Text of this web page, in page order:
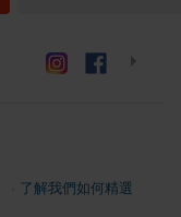
了解我們如何精選